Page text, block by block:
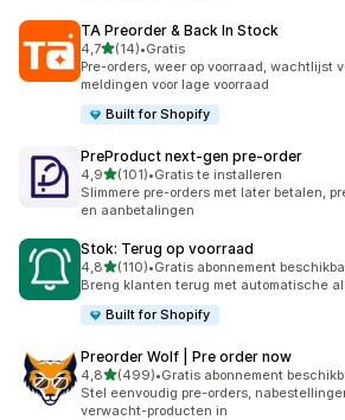
TA Preorder & Back In Stock
4,7van 5 sterren
(14)
14 recensies in totaal
•Gratis
Pre-orders, weer op voorraad, wachtlijst
meldingen voor lage voorraad
Built for Shopify
PreProduct next‑gen pre‑order
4,9van 5 sterren
(101)
101 recensies in totaal
•Gratis te installeren
Slimmere pre-orders met later betalen,
en aanbetalingen
Stok: Terug op voorraad
4,8van 5 sterren
(110)
110 recensies in totaal
•Gratis abonnement
Breng klanten terug met automatische
Built for Shopify
Preorder Wolf | Pre order now
4,8van 5 sterren
(499)
499 recensies in totaal
•Gratis abonnement
Stel eenvoudig pre-orders,
verwacht-producten in